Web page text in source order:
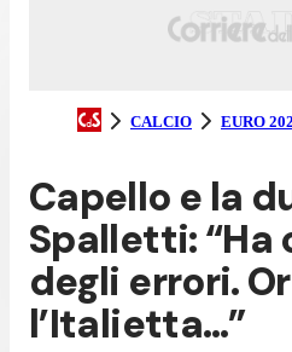
CALCIO EURO
Capello e la
Spalletti: “Ha
degli errori.
l’Italietta…”